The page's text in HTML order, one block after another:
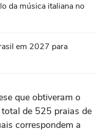
da música italiana no
em 2027 para
que obtiveram o
de 525 praias de
correspondem a